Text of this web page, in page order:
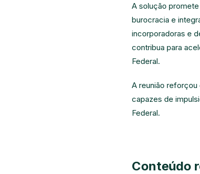
A solução
burocracia e
incorporadoras e
contribua para
Federal.
A reunião
capazes de
Federal.
Conteúdo